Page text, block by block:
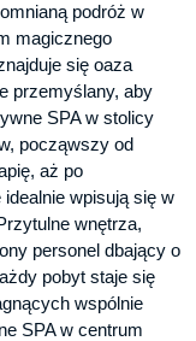
podróż w
magicznego
się oaza
przemyślany, aby
SPA w stolicy
począwszy od
aż po
wpisują się w
wnętrza,
personel dbający o
pobyt staje się
wspólnie
SPA w centrum